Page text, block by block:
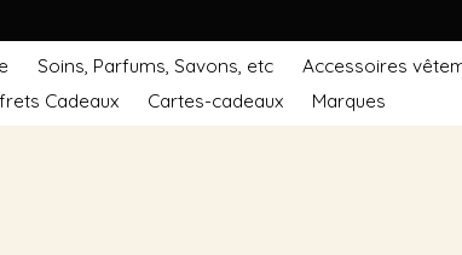
Soins, Parfums, Savons, etc
Accessoires
Cadeaux Cartes-cadeaux Marques